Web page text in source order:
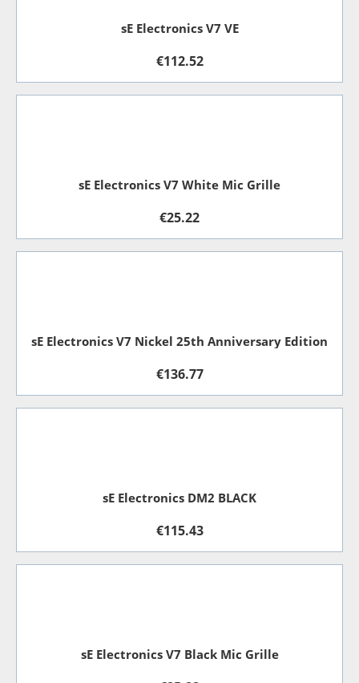
sE Electronics V7 VE
€112.52
sE Electronics V7 White Mic Grille
€25.22
sE Electronics V7 Nickel 25th Anniversary Edition
€136.77
sE Electronics DM2 BLACK
€115.43
sE Electronics V7 Black Mic Grille